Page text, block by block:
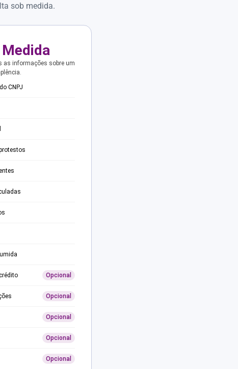
sob medida.
as informações sobre um
CNPJ
Opcional
Opcional
Opcional
Opcional
Opcional